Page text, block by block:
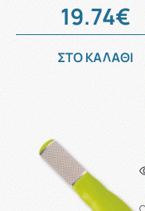
19.74€
ΣΤΟ ΚΑΛΑΘΙ